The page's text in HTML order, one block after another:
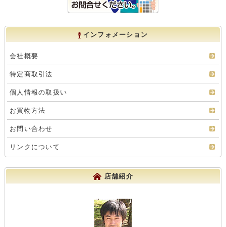
インフォメーション
会社概要
特定商取引法
個人情報の取扱い
お買物方法
お問い合わせ
リンクについて
店舗紹介